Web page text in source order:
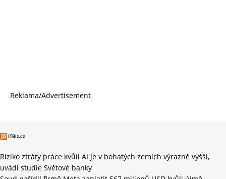
Reklama/Advertisement
ITBiz.cz
Riziko ztráty práce kvůli AI je v bohatých zemích výrazně vyšší,
uvádí studie Světové banky